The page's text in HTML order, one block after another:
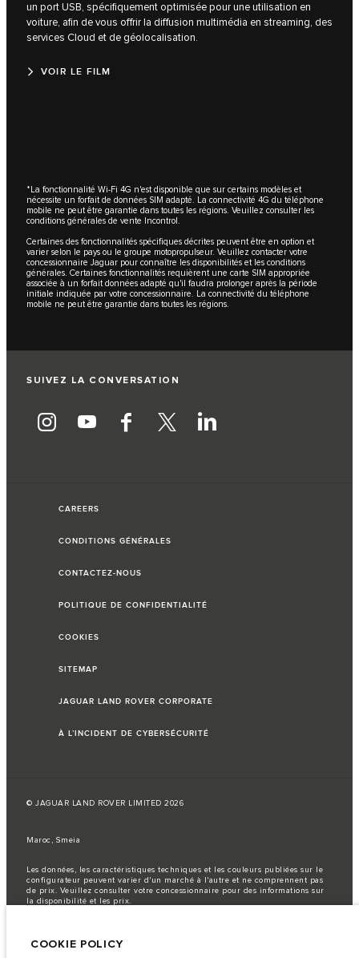
un port USB, spécifiquement optimisée pour une utilisation en
voiture, afin de vous offrir la diffusion multimédia en streaming, des
services Cloud et de géolocalisation.
VOIR LE FILM
*La fonctionnalité Wi-Fi 4G n'est disponible que sur certains modèles et
nécessite un forfait de données SIM adapté. La connectivité 4G du téléphone
mobile ne peut être garantie dans toutes les régions. Veuillez consulter les
conditions générales de vente Incontrol.
Certaines des fonctionnalités spécifiques décrites peuvent être en option et
varier selon le pays ou le groupe motopropulseur. Veuillez contacter votre
concessionnaire Jaguar pour connaître les disponibilités et les conditions
générales. Certaines fonctionnalités requièrent une carte SIM appropriée
associée à un forfait données adapté qu'il faudra prolonger après la période
initiale indiquée par votre concessionnaire. La connectivité du téléphone
mobile ne peut être garantie dans toutes les régions.
SUIVEZ LA CONVERSATION
CAREERS
CONDITIONS GÉNÉRALES
CONTACTEZ-NOUS
POLITIQUE DE CONFIDENTIALITÉ
COOKIES
SITEMAP
JAGUAR LAND ROVER CORPORATE
À L’INCIDENT DE CYBERSÉCURITÉ
© JAGUAR LAND ROVER LIMITED 2026
Maroc, Smeia
Les données, les caractéristiques techniques et les couleurs publiées sur le
configurateur peuvent varier d'un marché à l'autre et ne comprennent pas
de prix. Veuillez consulter votre concessionnaire pour des informations sur
la disponibilité et les prix.
spécifications de construction des véhicules, la disponibilité des options et
COOKIE POLICY